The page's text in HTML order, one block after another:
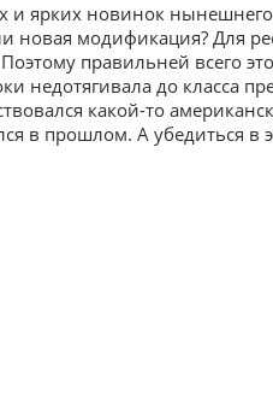
ярких новинок нынешнего
новая модификация? Для
правильней всего
недотягивала до класса
какой-то
в прошлом. А убедиться